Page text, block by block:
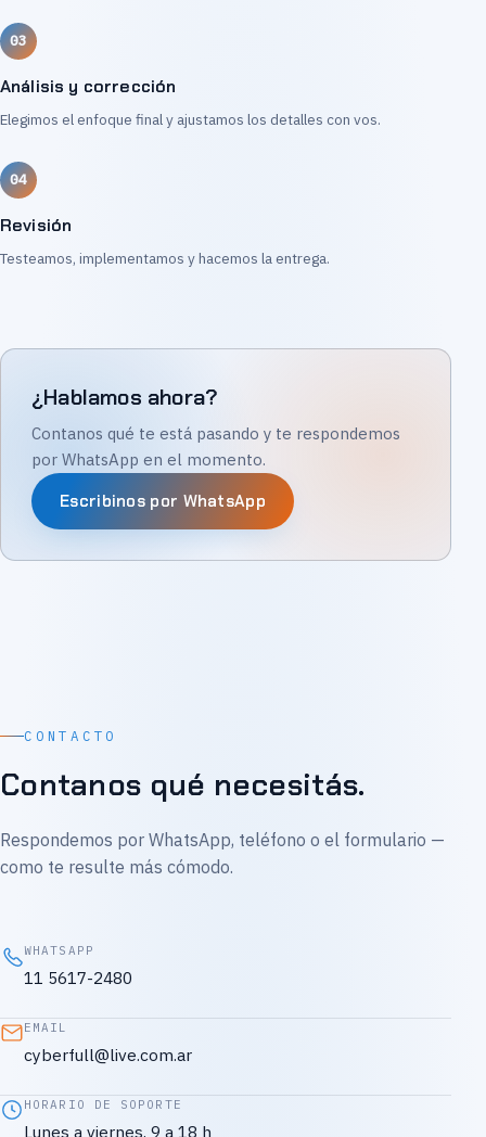
Análisis y corrección
Elegimos el enfoque final y ajustamos los detalles con vos.
Revisión
Testeamos, implementamos y hacemos la entrega.
¿Hablamos ahora?
Contanos qué te está pasando y te respondemos
por WhatsApp en el momento.
Escribinos por WhatsApp
CONTACTO
Contanos qué necesitás.
Respondemos por WhatsApp, teléfono o el formulario —
como te resulte más cómodo.
WHATSAPP
11 5617-2480
EMAIL
cyberfull@live.com.ar
HORARIO DE SOPORTE
Lunes a viernes, 9 a 18 h